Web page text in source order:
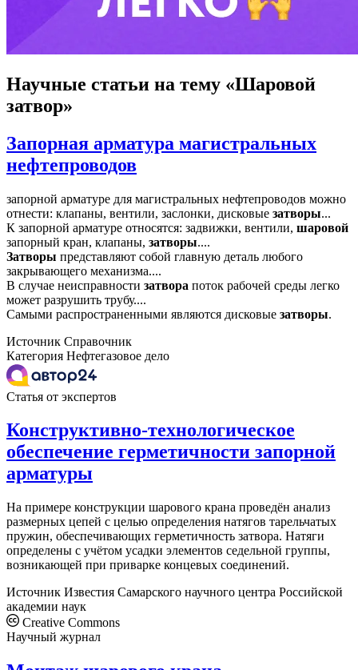
Научные статьи на тему «Шаровой
затвор»
Запорная арматура магистральных
нефтепроводов
запорной арматуре для магистральных нефтепроводов можно
отнести: клапаны, вентили, заслонки, дисковые затворы...
К запорной арматуре относятся: задвижки, вентили, шаровой
запорный кран, клапаны, затворы....
Затворы представляют собой главную деталь любого
закрывающего механизма....
В случае неисправности затвора поток рабочей среды легко
может разрушить трубу....
Самыми распространенными являются дисковые затворы.
Источник Справочник
Категория Нефтегазовое дело
Статья от экспертов
Конструктивно-технологическое
обеспечение герметичности запорной
арматуры
На примере конструкции шарового крана проведён анализ
размерных цепей с целью определения натягов тарельчатых
пружин, обеспечивающих герметичность затвора. Натяги
определены с учётом усадки элементов седельной группы,
возникающей при приварке концевых соединений.
Источник Известия Самарского научного центра Российской
академии наук
Creative Commons
Научный журнал